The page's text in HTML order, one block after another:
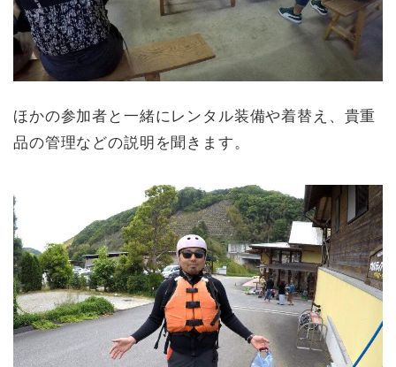
ほかの参加者と一緒にレンタル装備や着替え、貴重
品の管理などの説明を聞きます。